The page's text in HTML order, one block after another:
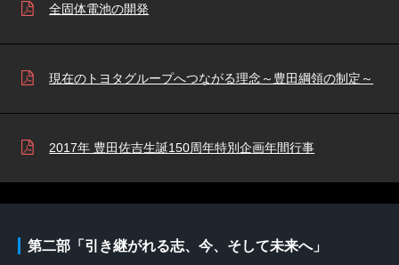
全固体電池の開発
現在のトヨタグループへつながる理念～豊田綱領の制定～
2017年 豊田佐吉生誕150周年特別企画年間行事
第二部「引き継がれる志、今、そして未来へ」